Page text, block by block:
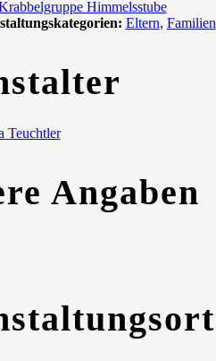
Himmelsstube
Eltern, Familien
Teuchtler
Angaben